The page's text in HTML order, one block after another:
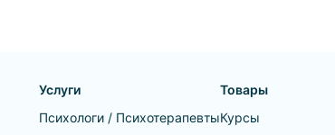
Услуги
Психологи / Психотерапевты
Товары
Курсы